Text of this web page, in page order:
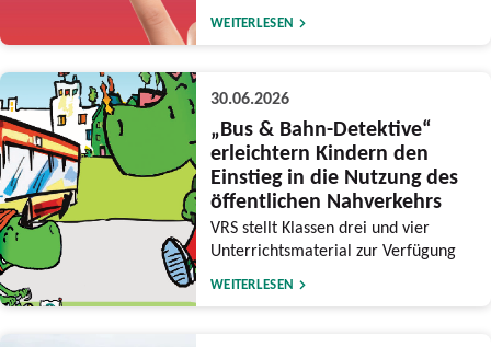
WEITERLESEN
30.06.2026
„Bus & Bahn-Detektive“
erleichtern Kindern den
Einstieg in die Nutzung des
öffentlichen Nahverkehrs
VRS stellt Klassen drei und vier
Unterrichtsmaterial zur Verfügung
WEITERLESEN